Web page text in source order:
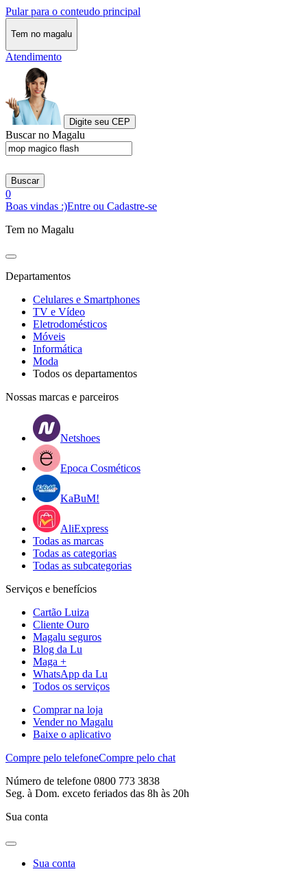
Pular para o conteudo principal
Tem no magalu
Atendimento
Digite seu CEP
Buscar no Magalu
Buscar
0
Boas vindas :)Entre ou Cadastre-se
Tem no Magalu
Departamentos
Celulares e Smartphones
TV e Vídeo
Eletrodomésticos
Móveis
Informática
Moda
Todos os departamentos
Nossas marcas e parceiros
Netshoes
Epoca Cosméticos
KaBuM!
AliExpress
Todas as marcas
Todas as categorias
Todas as subcategorias
Serviços e benefícios
Cartão Luiza
Cliente Ouro
Magalu seguros
Blog da Lu
Maga +
WhatsApp da Lu
Todos os serviços
Comprar na loja
Vender no Magalu
Baixe o aplicativo
Compre pelo telefoneCompre pelo chat
Número de telefone 0800 773 3838
Seg. à Dom. exceto feriados das 8h às 20h
Sua conta
Sua conta